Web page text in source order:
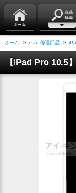
ホーム > iPad 修理部品 >
【iPad Pro 10.5